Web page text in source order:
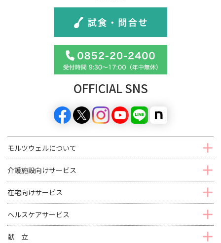
OFFICIAL SNS
モルツウェルについて
介護施設向けサービス
在宅向けサービス
ヘルスケアサービス
献 立